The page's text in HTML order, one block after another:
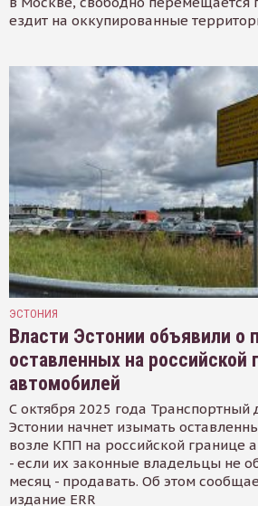
ездит на оккупированные
ЭСТОНИЯ
Власти Эстонии объявили о
оставленных на российской
автомобилей
С октября 2025 года Транспортный
Эстонии начнет изымать
возле КПП на российской границе
- если их законные владельцы не
месяц - продавать. Об этом
издание ERR